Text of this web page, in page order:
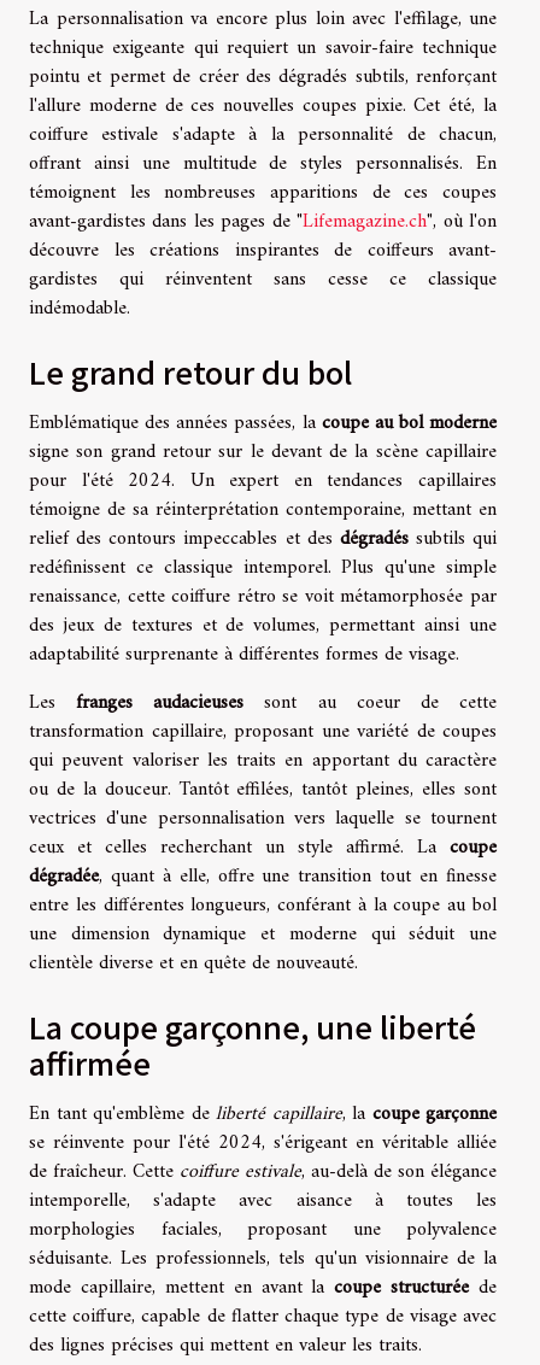
La personnalisation va encore plus loin avec l'effilage, une
technique exigeante qui requiert un savoir-faire technique
pointu et permet de créer des dégradés subtils, renforçant
l'allure moderne de ces nouvelles coupes pixie. Cet été, la
coiffure estivale s'adapte à la personnalité de chacun,
offrant ainsi une multitude de styles personnalisés. En
témoignent les nombreuses apparitions de ces coupes
avant-gardistes dans les pages de "Lifemagazine.ch", où l'on
découvre les créations inspirantes de coiffeurs avant-
gardistes qui réinventent sans cesse ce classique
indémodable.
Le grand retour du bol
Emblématique des années passées, lacoupe au bol moderne
signe son grand retour sur le devant de la scène capillaire
pour l'été 2024. Un expert en tendances capillaires
témoigne de sa réinterprétation contemporaine, mettant en
relief des contours impeccables et des dégradéssubtils qui
redéfinissent ce classique intemporel. Plus qu'une simple
renaissance, cette coiffure rétro se voit métamorphosée par
des jeux de textures et de volumes, permettant ainsi une
adaptabilité surprenante à différentes formes de visage.
Lesfranges audacieuses sont au coeur de cette
transformation capillaire, proposant une variété de coupes
qui peuvent valoriser les traits en apportant du caractère
ou de la douceur. Tantôt effilées, tantôt pleines, elles sont
vectrices d'une personnalisation vers laquelle se tournent
ceux et celles recherchant un style affirmé. La coupe
dégradée, quant à elle, offre une transition tout en finesse
entre les différentes longueurs, conférant à la coupe au bol
une dimension dynamique et moderne qui séduit une
clientèle diverse et en quête de nouveauté.
La coupe garçonne, une liberté
affirmée
En tant qu'emblème deliberté capillaire, la coupe garçonne
se réinvente pour l'été 2024, s'érigeant en véritable alliée
de fraîcheur. Cette coiffure estivale, au-delà de son élégance
intemporelle, s'adapte avec aisance à toutes les
morphologies faciales, proposant une polyvalence
séduisante. Les professionnels, tels qu'un visionnaire de la
mode capillaire, mettent en avant lacoupe structuréede
cette coiffure, capable de flatter chaque type de visage avec
des lignes précises qui mettent en valeur les traits.